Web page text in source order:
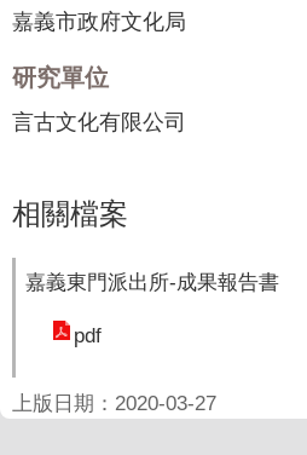
公
機
關
民
服
絡
嘉義市政府文化局
研究單位
言古文化有限公司
相關檔案
嘉義東門派出所-成果報告書
pdf
上版日期：2020-03-27